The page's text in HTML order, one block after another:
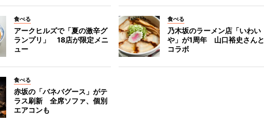
食べる
アークヒルズで「夏の激辛グ
ランプリ」 18店が限定メニ
ュー
食べる
乃木坂のラーメン店「いわい
や」が1周年 山口裕史さんと
コラボ
食べる
赤坂の「バネバグース」がテ
ラス刷新 全席ソファ、個別
エアコンも